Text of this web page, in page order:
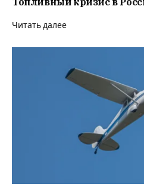
Читать далее